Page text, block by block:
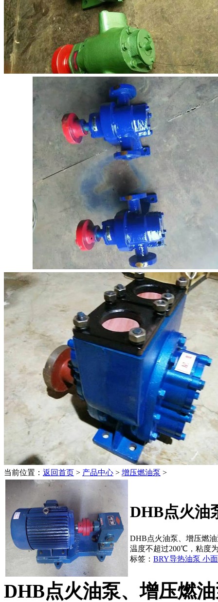
当前位置： 返回首页 > 产品中心 > 增压燃油泵 >
DHB点火油
DHB点火油泵、增压燃
温度不超过200℃，粘度为
标签： BRY导热油泵 小
DHB点火油泵、增压燃